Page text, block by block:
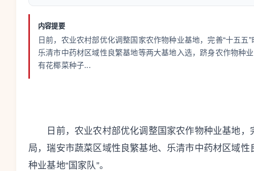
内容提要
日前，农业农村部优化调整国家农作物种业基地，完善“十五
乐清市中药材区域性良繁基地等两大基地入选，跻身农作物种
有花椰菜种子...
日前，农业农村部优化调整国家农作物种业基地，
局，瑞安市蔬菜区域性良繁基地、乐清市中药材区域
种业基地“国家队”。